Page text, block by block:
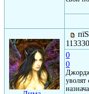
0
0
уволят